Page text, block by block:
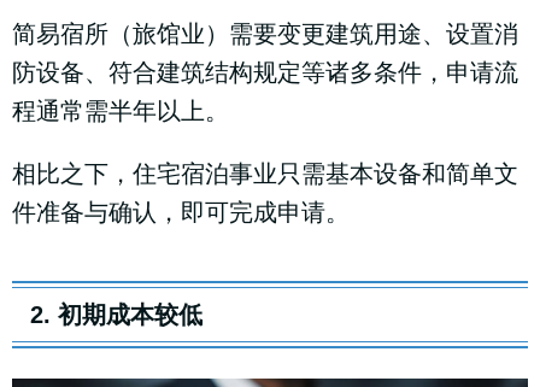
简易宿所（旅馆业）需要变更建筑用途、设置消
防设备、符合建筑结构规定等诸多条件，申请流
程通常需半年以上。
相比之下，住宅宿泊事业只需基本设备和简单文
件准备与确认，即可完成申请。
2. 初期成本较低